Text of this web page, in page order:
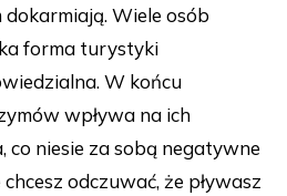
dokarmiają. Wiele osób
forma turystyki
W końcu
wpływa na ich
co niesie za sobą negatywne
odczuwać, że pływasz